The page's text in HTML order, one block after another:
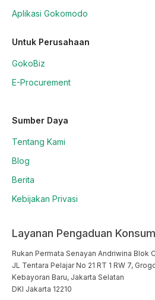
Aplikasi Gokomodo
Untuk Perusahaan
GokoBiz
E-Procurement
Sumber Daya
Tentang Kami
Blog
Berita
Kebijakan Privasi
Layanan Pengaduan
Rukan Permata Senayan Andriwina Blok
JL Tentara Pelajar No 21 RT 1 RW 7,
Kebayoran Baru, Jakarta Selatan
DKI Jakarta 12210